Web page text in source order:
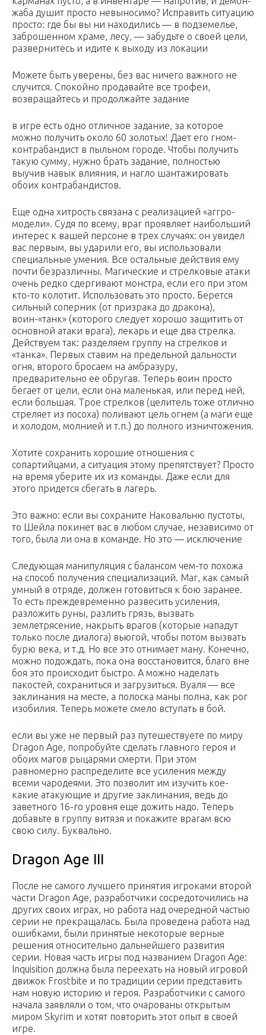
жаба душит просто невыносимо? Исправить ситуацию
просто: где бы вы ни находились — в подземелье,
заброшенном храме, лесу, — забудьте о своей цели,
развернитесь и идите к выходу из локации
Можете быть уверены, без вас ничего важного не
случится. Спокойно продавайте все трофеи,
возвращайтесь и продолжайте задание
в игре есть одно отличное задание, за которое
можно получить около 60 золотых! Дает его гном-
контрабандист в пыльном городе. Чтобы получить
такую сумму, нужно брать задание, полностью
выучив навык влияния, и нагло шантажировать
обоих контрабандистов.
Еще одна хитрость связана с реализацией «аггро-
модели». Судя по всему, враг проявляет наибольший
интерес к вашей персоне в трех случаях: он увидел
вас первым, вы ударили его, вы использовали
специальные умения. Все остальные действия ему
почти безразличны. Магические и стрелковые атаки
очень редко сдергивают монстра, если его при этом
кто-то колотит. Использовать это просто. Берется
сильный соперник (от призрака до дракона),
воин-«танк» (которого следует хорошо защитить от
основной атаки врага), лекарь и еще два стрелка.
Действуем так: разделяем группу на стрелков и
«танка». Первых ставим на предельной дальности
огня, второго бросаем на амбразуру,
предварительно ее обругав. Теперь воин просто
бегает от цели, если она маленькая, или перед ней,
если большая. Трое стрелков (целитель тоже отлично
стреляет из посоха) поливают цель огнем (а маги еще
и холодом, молнией и т.п.) до полного изничтожения.
Хотите сохранить хорошие отношения с
сопартийцами, а ситуация этому препятствует? Просто
на время уберите их из команды. Даже если для
этого придется сбегать в лагерь.
Это важно: если вы сохраните Наковальню пустоты,
то Шейла покинет вас в любом случае, независимо от
того, была ли она в команде. Но это — исключение
Следующая манипуляция с балансом чем-то похожа
на способ получения специализаций. Маг, как самый
умный в отряде, должен готовиться к бою заранее.
То есть преждевременно развесить усиления,
разложить руны, разлить грязь, вызвать
землетрясение, накрыть врагов (которые нападут
только после диалога) вьюгой, чтобы потом вызвать
бурю века, и т.д. Но все это отнимает ману. Конечно,
можно подождать, пока она восстановится, благо вне
боя это происходит быстро. А можно наделать
пакостей, сохраниться и загрузиться. Вуаля — все
заклинания на месте, а полоска маны полна, как рог
изобилия. Теперь можете смело вступать в бой.
если вы уже не первый раз путешествуете по миру
Dragon Age, попробуйте сделать главного героя и
обоих магов рыцарями смерти. При этом
равномерно распределите все усиления между
всеми чародеями. Это позволит им изучить кое-
какие атакующие и другие заклинания, ведь до
заветного 16-го уровня еще дожить надо. Теперь
добавьте в группу витязя и покажите врагам всю
свою силу. Буквально.
Dragon Age III
После не самого лучшего принятия игроками второй
части Dragon Age, разработчики сосредоточились на
других своих играх, но работа над очередной частью
серии не прекращалась. Была проведена работа над
ошибками, были принятые некоторые верные
решения относительно дальнейшего развития
серии. Новая часть игры под названием Dragon Age:
Inquisition должна была переехать на новый игровой
движок Frostbite и по традиции серии представить
нам новую историю и героя. Разработчики с самого
начала заявляли о том, что очарованы открытым
миром Skyrim и хотят повторить этот опыт в своей
игре.